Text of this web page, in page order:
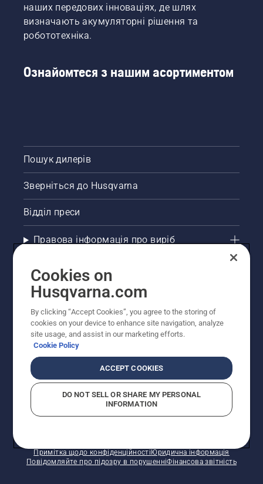
наших передових інноваціях, де шлях
визначають акумуляторні рішення та
робототехніка.
Ознайомтеся з нашим асортиментом
Пошук дилерів
Зверніться до Husqvarna
Відділ преси
Правова інформація про виріб
Інші сайти Husqvarna
Рекомендовані інтернет-магазини
Примітка щодо конфіденційності Юридична інформація
Повідомляйте про підозру в порушенніФінансова звітність
Cookies on
Husqvarna.com
By clicking “Accept Cookies”, you agree to the storing of
cookies on your device to enhance site navigation, analyze
site usage, and assist in our marketing efforts.
Cookie Policy
ACCEPT COOKIES
DO NOT SELL OR SHARE MY PERSONAL
INFORMATION